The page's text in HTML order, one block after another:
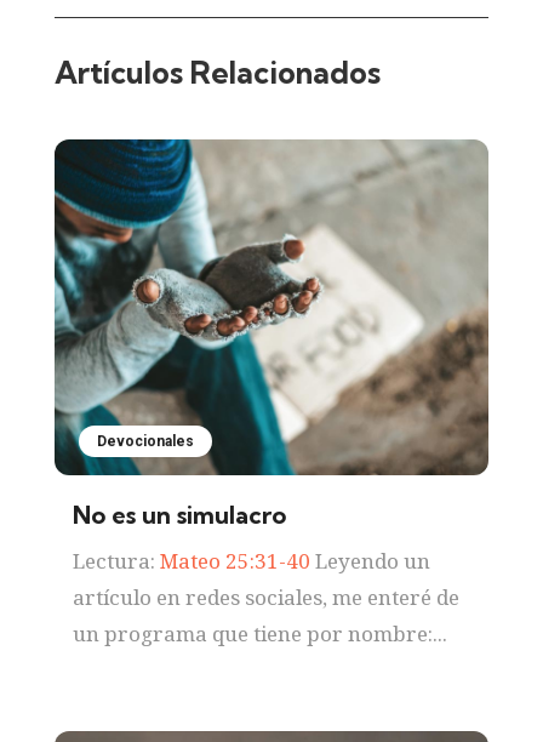
Artículos Relacionados
Devocionales
No es un simulacro
Lectura: Mateo 25:31-40 Leyendo un
artículo en redes sociales, me enteré de
un programa que tiene por nombre:...